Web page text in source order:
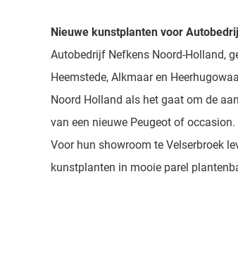
Nieuwe kunstplanten voor
Autobedrijf Nefkens Noord-Holland,
Heemstede, Alkmaar en
Noord Holland als het gaat om de
van een nieuwe Peugeot of occasion.
Voor hun showroom te Velserbroek
kunstplanten in mooie parel